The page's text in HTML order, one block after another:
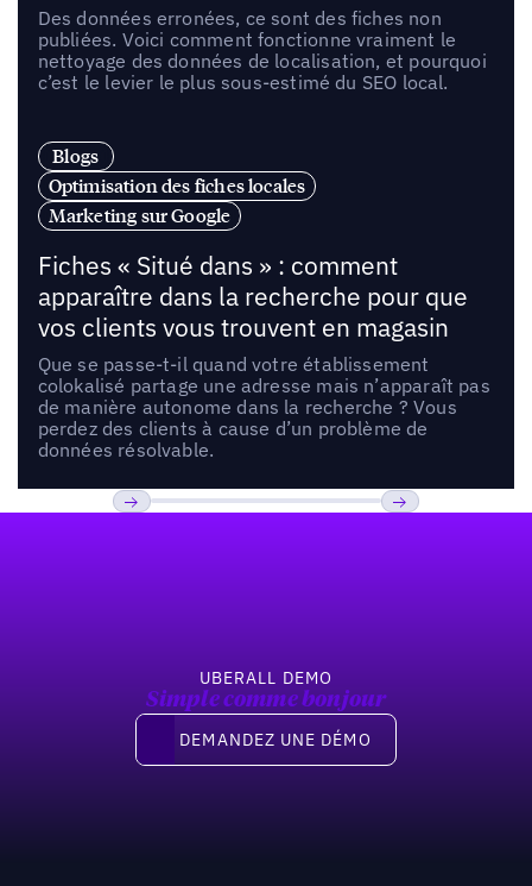
Des données erronées, ce sont des fiches non
publiées. Voici comment fonctionne vraiment le
nettoyage des données de localisation, et pourquoi
c’est le levier le plus sous-estimé du SEO local.
Blogs
Optimisation des fiches locales
Marketing sur Google
Fiches « Situé dans » : comment
apparaître dans la recherche pour que
vos clients vous trouvent en magasin
Que se passe-t-il quand votre établissement
colokalisé partage une adresse mais n’apparaît pas
de manière autonome dans la recherche ? Vous
perdez des clients à cause d’un problème de
données résolvable.
UBERALL DEMO
Simple comme bonjour
Demandez une démo
DEMANDEZ UNE DÉMO